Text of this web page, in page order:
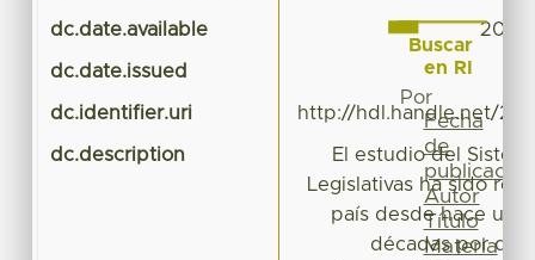
dc.date.available
dc.date.issued
dc.identifier.uri http://hdl.handle.net/
dc.description
El estudio del
Legislativas ha sido
país desde hace un
décadas por
Buscar
en RI
Por
Fecha
de
publicación
Autor
Título
Materia